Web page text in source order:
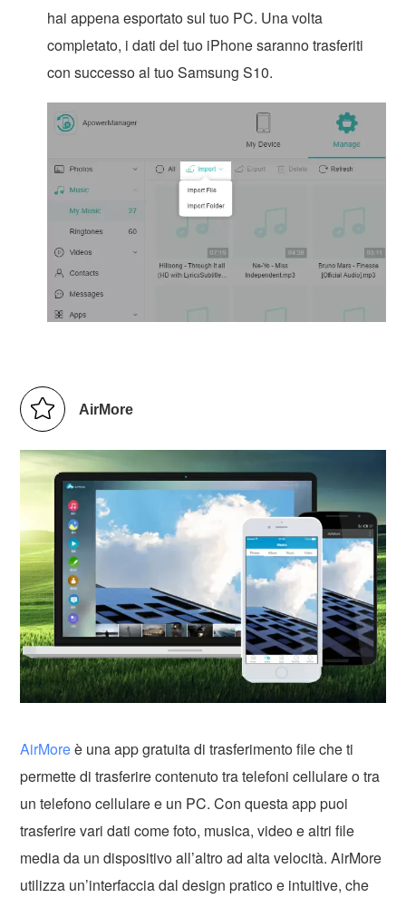
hai appena esportato sul tuo PC. Una volta
completato, i dati del tuo iPhone saranno trasferiti
con successo al tuo Samsung S10.
AirMore
AirMoreè una app gratuita di trasferimento file che ti
permette di trasferire contenuto tra telefoni cellulare o tra
un telefono cellulare e un PC. Con questa app puoi
trasferire vari dati come foto, musica, video e altri file
media da un dispositivo all’altro ad alta velocità. AirMore
utilizza un’interfaccia dal design pratico e intuitive, che